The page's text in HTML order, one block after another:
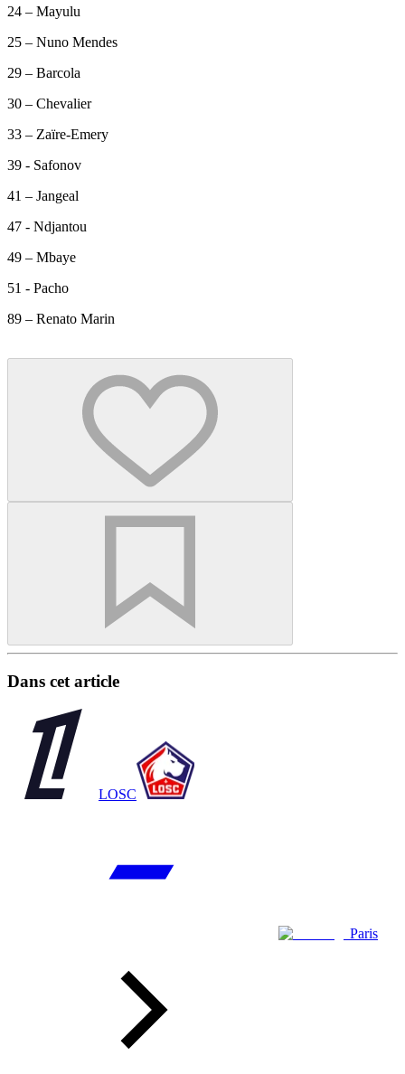
24 – Mayulu
25 – Nuno Mendes
29 – Barcola
30 – Chevalier
33 – Zaïre-Emery
39 - Safonov
41 – Jangeal
47 - Ndjantou
49 – Mbaye
51 - Pacho
89 – Renato Marin
Dans cet article
LOSC
Paris